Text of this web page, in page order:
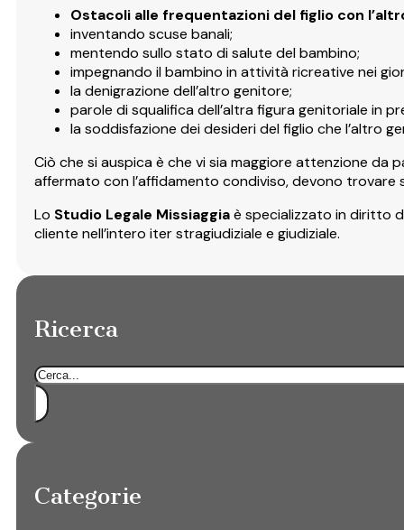
Ostacoli alle frequentazioni del figlio con
inventando scuse banali;
mentendo sullo stato di salute del bambino;
impegnando il bambino in attività ricreative nei
la denigrazione dell’altro genitore;
parole di squalifica dell’altra figura genitoriale in
la soddisfazione dei desideri del figlio che l’altro
Ciò che si auspica è che vi sia maggiore attenzione
affermato con l’affidamento condiviso, devono trovare
Lo Studio Legale Missiaggiaè specializzato in diritto
cliente nell’intero iter stragiudiziale e giudiziale.
Ricerca
Cerca
Categorie